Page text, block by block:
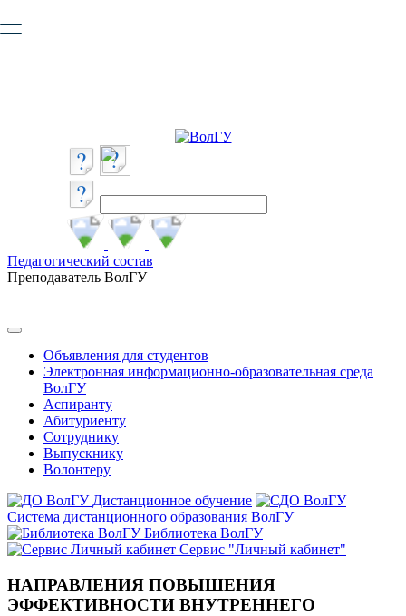
безопасную работу с сайтом. Пожалуйста
Педагогический состав
Преподаватель ВолГУ
Объявления для студентов
Электронная информационно-образовательная среда
ВолГУ
Аспиранту
Абитуриенту
Сотруднику
Выпускнику
Волонтеру
Дистанционное обучение
Система дистанционного образования ВолГУ
Библиотека ВолГУ
Сервис "Личный кабинет"
НАПРАВЛЕНИЯ ПОВЫШЕНИЯ
ЭФФЕКТИВНОСТИ ВНУТРЕННЕГО